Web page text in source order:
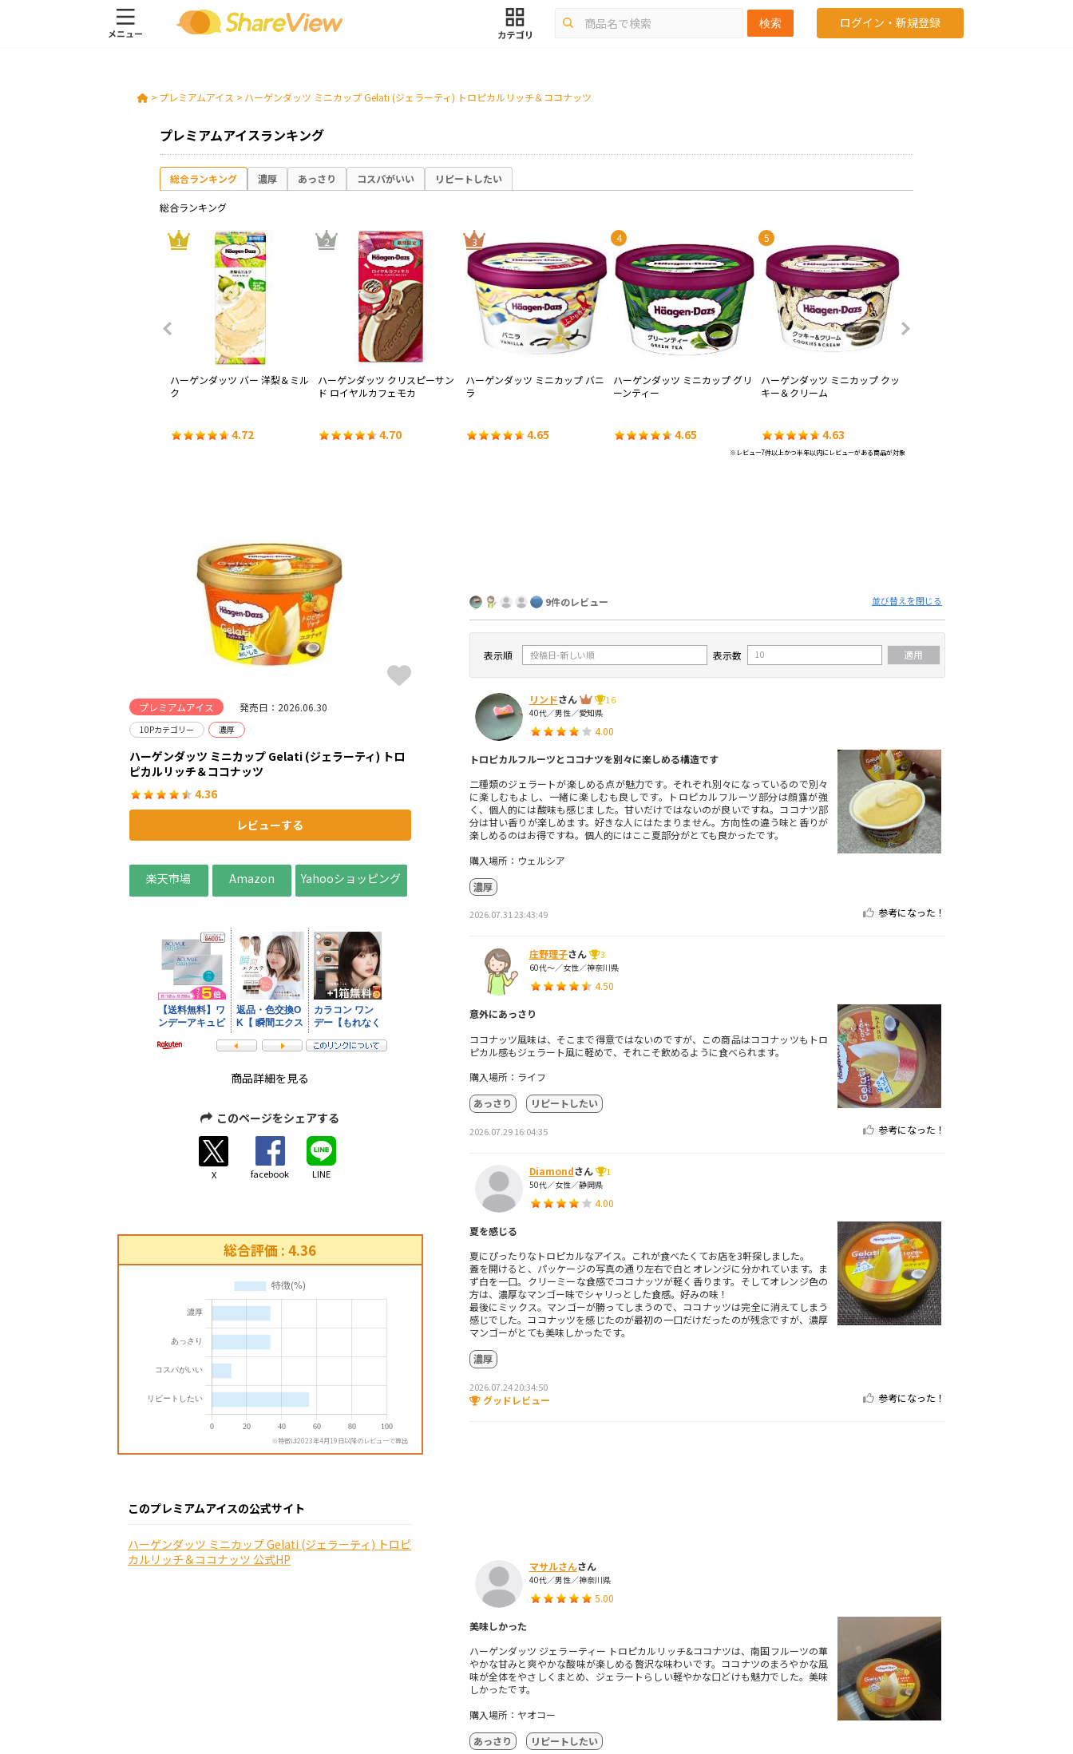
検索 ログイン・新規登録
> プレミアムアイス > ハーゲンダッツ ミニカップ Gelati (ジェラーティ) トロピカルリッチ＆ココナッツ
プレミアムアイスランキング
総合ランキング 濃厚 あっさり コスパがいい リピートしたい
総合ランキング
1
ハーゲンダッツ バー 洋梨＆ミル
ク
4.72
2
ハーゲンダッツ クリスピーサン
ド ロイヤルカフェモカ
4.70
3
ハーゲンダッツ ミニカップ バニ
ラ
4.65
4
ハーゲンダッツ ミニカップ グリ
ーンティー
4.65
5
ハーゲンダッツ ミニカップ クッ
キー＆クリーム
4.63
※レビュー7件以上かつ半年以内にレビューがある商品が対象
プレミアムアイス 発売日：2026.06.30
10Pカテゴリー 濃厚
ハーゲンダッツ ミニカップ Gelati (ジェラーティ) トロ
ピカルリッチ＆ココナッツ
4.36
レビューする
楽天市場 Amazon Yahooショッピング
商品詳細を見る
9件のレビュー 並び替えを閉じる
表示順 表示数
リンドさん
16
40代／男性／愛知県
4.00
トロピカルフルーツとココナツを別々に楽しめる構造です
二種類のジェラートが楽しめる点が魅力です。それぞれ別々になっているので別々
に楽しむもよし、一緒に楽しむも良しです。トロピカルフルーツ部分は顔露が強
く、個人的には酸味も感じました。甘いだけではないのが良いですね。ココナツ部
分は甘い香りが楽しめます。好きな人にはたまりません。方向性の違う味と香りが
楽しめるのはお得ですね。個人的にはここ夏部分がとても良かったです。
購入場所：ウェルシア
濃厚
2026.07.31 23:43:49 参考になった！
庄野理子さん
3
60代～／女性／神奈川県
4.50
意外にあっさり
ココナッツ風味は、そこまで得意ではないのですが、この商品はココナッツもトロ
ピカル感もジェラート風に軽めで、それこそ飲めるように食べられます。
購入場所：ライフ
あっさり
リピートしたい
2026.07.29 16:04:35 参考になった！
Diamondさん
1
50代／女性／静岡県
4.00
夏を感じる
夏にぴったりなトロピカルなアイス。これが食べたくてお店を3軒探しました。
蓋を開けると、パッケージの写真の通り左右で白とオレンジに分かれています。ま
ず白を一口。クリーミーな食感でココナッツが軽く香ります。そしてオレンジ色の
方は、濃厚なマンゴー味でシャリっとした食感。好みの味！
最後にミックス。マンゴーが勝ってしまうので、ココナッツは完全に消えてしまう
感じでした。ココナッツを感じたのが最初の一口だけだったのが残念ですが、濃厚
マンゴーがとても美味しかったです。
濃厚
2026.07.24 20:34:50
グッドレビュー 参考になった！
マサルさんさん
40代／男性／神奈川県
5.00
美味しかった
ハーゲンダッツ ジェラーティー トロピカルリッチ&ココナツは、南国フルーツの華
やかな甘みと爽やかな酸味が楽しめる贅沢な味わいです。ココナツのまろやかな風
味が全体をやさしくまとめ、ジェラートらしい軽やかな口どけも魅力でした。美味
しかったです。
購入場所：ヤオコー
あっさり
リピートしたい
このページをシェアする
X facebook LINE
総合評価 : 4.36
※特徴は2023年4月19日以降のレビューで算出
このプレミアムアイスの公式サイト
ハーゲンダッツ ミニカップ Gelati (ジェラーティ) トロピ
カルリッチ＆ココナッツ 公式HP